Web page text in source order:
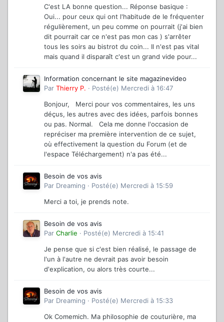
C'est LA bonne question... Réponse basique :
Oui... pour ceux qui ont l'habitude de le fréquenter
régulièrement, un peu comme on pourrait (j'ai bien
dit pourrait car ce n'est pas mon cas ) s'arrêter
tous les soirs au bistrot du coin... Il n'est pas vital
mais quand il disparaît c'est un grand vide pour...
Information concernant le site magazinevideo
Par Thierry P. · Posté(e) Mercredi à 16:47
Bonjour, Merci pour vos commentaires, les uns
déçus, les autres avec des idées, parfois bonnes
ou pas. Normal. Cela me donne l'occasion de
repréciser ma première intervention de ce sujet,
où effectivement la question du Forum (et de
l'espace Téléchargement) n'a pas été...
Besoin de vos avis
Par Dreaming · Posté(e) Mercredi à 15:59
Merci a toi, je prends note.
Besoin de vos avis
Par Charlie · Posté(e) Mercredi à 15:41
Je pense que si c'est bien réalisé, le passage de
l'un à l'autre ne devrait pas avoir besoin
d'explication, ou alors très courte...
Besoin de vos avis
Par Dreaming · Posté(e) Mercredi à 15:33
Ok Comemich. Ma philosophie de couturière, ma